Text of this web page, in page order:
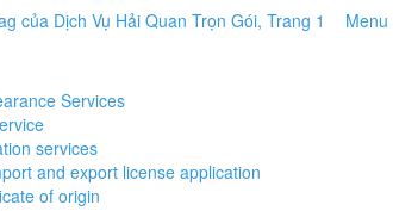
Menu
Services
services
and export license application
of origin